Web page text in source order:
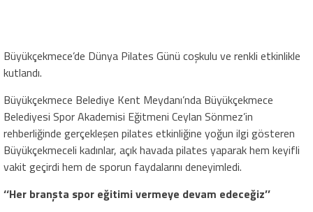
Büyükçekmece’de Dünya Pilates Günü coşkulu ve renkli etkinlikle
kutlandı.
Büyükçekmece Belediye Kent Meydanı’nda Büyükçekmece
Belediyesi Spor Akademisi Eğitmeni Ceylan Sönmez’in
rehberliğinde gerçekleşen pilates etkinliğine yoğun ilgi gösteren
Büyükçekmeceli kadınlar, açık havada pilates yaparak hem keyifli
vakit geçirdi hem de sporun faydalarını deneyimledi.
‘‘Her branşta spor eğitimi vermeye devam edeceğiz’’